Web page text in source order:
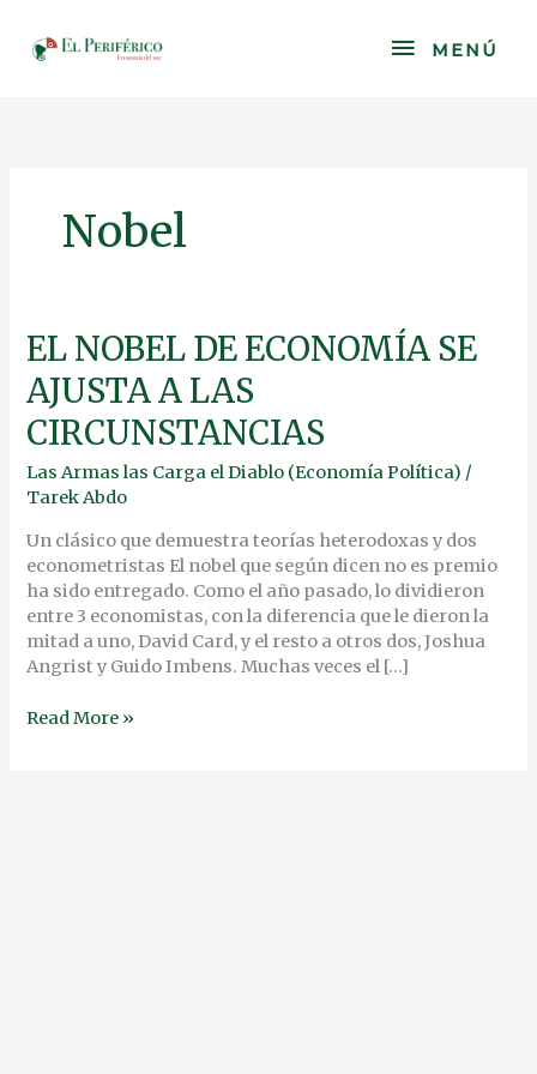
content
MENÚ
MENÚ
Nobel
EL NOBEL DE ECONOMÍA SE
AJUSTA A LAS
CIRCUNSTANCIAS
Las Armas las Carga el Diablo (Economía Política) /
Tarek Abdo
Un clásico que demuestra teorías heterodoxas y dos
econometristas El nobel que según dicen no es premio
ha sido entregado. Como el año pasado, lo dividieron
entre 3 economistas, con la diferencia que le dieron la
mitad a uno, David Card, y el resto a otros dos, Joshua
Angrist y Guido Imbens. Muchas veces el […]
EL
NOBEL
DE
ECONOMÍA
SE
AJUSTA
A
CIRCUNSTANCIAS
Read More »